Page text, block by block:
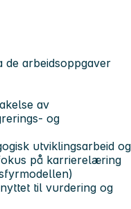
de arbeidsoppgaver
av
og
utviklingsarbeid og
på karrierelæring
til vurdering og